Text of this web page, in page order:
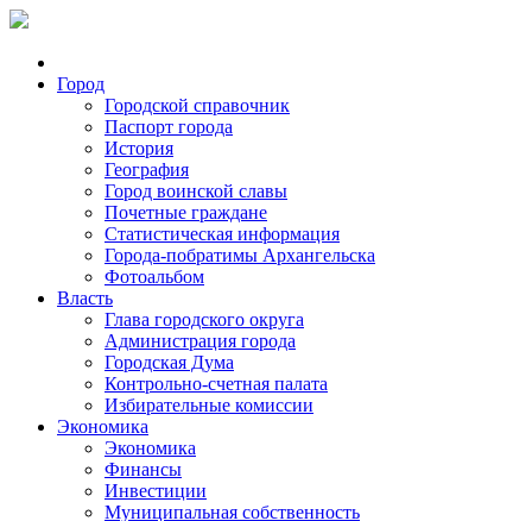
Город
Городской справочник
Паспорт города
История
География
Город воинской славы
Почетные граждане
Статистическая информация
Города-побратимы Архангельска
Фотоальбом
Власть
Глава городского округа
Администрация города
Городская Дума
Контрольно-счетная палата
Избирательные комиссии
Экономика
Экономика
Финансы
Инвестиции
Муниципальная собственность